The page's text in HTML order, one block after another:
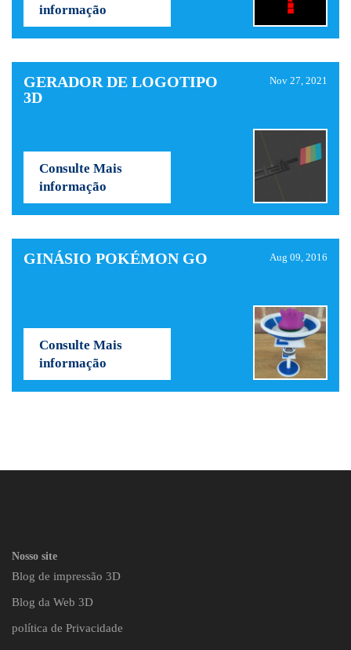
informação
GERADOR DE LOGOTIPO
3D
Nov 27, 2021
Consulte Mais
informação
GINÁSIO POKÉMON GO Aug 09, 2016
Consulte Mais
informação
Nosso site
Blog de impressão 3D
Blog da Web 3D
política de Privacidade